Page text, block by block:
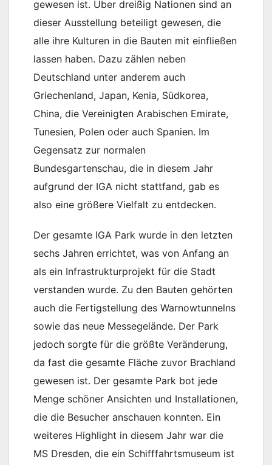
gewesen ist. Über dreißig Nationen sind an
dieser Ausstellung beteiligt gewesen, die
alle ihre Kulturen in die Bauten mit einfließen
lassen haben. Dazu zählen neben
Deutschland unter anderem auch
Griechenland, Japan, Kenia, Südkorea,
China, die Vereinigten Arabischen Emirate,
Tunesien, Polen oder auch Spanien. Im
Gegensatz zur normalen
Bundesgartenschau, die in diesem Jahr
aufgrund der IGA nicht stattfand, gab es
also eine größere Vielfalt zu entdecken.
Der gesamte IGA Park wurde in den letzten
sechs Jahren errichtet, was von Anfang an
als ein Infrastrukturprojekt für die Stadt
verstanden wurde. Zu den Bauten gehörten
auch die Fertigstellung des Warnowtunnelns
sowie das neue Messegelände. Der Park
jedoch sorgte für die größte Veränderung,
da fast die gesamte Fläche zuvor Brachland
gewesen ist. Der gesamte Park bot jede
Menge schöner Ansichten und Installationen,
die die Besucher anschauen konnten. Ein
weiteres Highlight in diesem Jahr war die
MS Dresden, die ein Schifffahrtsmuseum ist